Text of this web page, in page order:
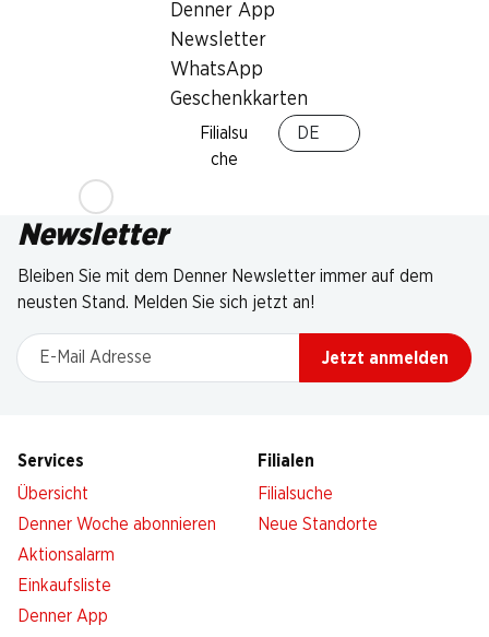
Denner App
Newsletter
WhatsApp
Geschenkkarten
Filialsu
che
DE
Newsletter
Bleiben Sie mit dem Denner Newsletter immer auf dem
neusten Stand. Melden Sie sich jetzt an!
E-Mail Adresse
Jetzt anmelden
Services
Übersicht
Denner Woche abonnieren
Aktionsalarm
Einkaufsliste
Denner App
Filialen
Filialsuche
Neue Standorte